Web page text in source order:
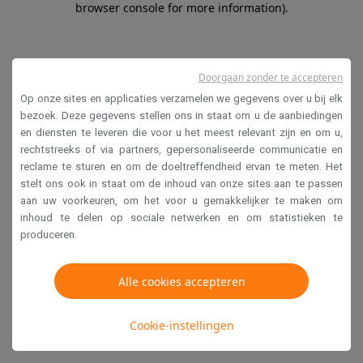
browser console for more information).
Op onze sites en applicaties verzamelen we gegevens over u bij elk
bezoek. Deze gegevens stellen ons in staat om u de aanbiedingen
en diensten te leveren die voor u het meest relevant zijn en om u,
rechtstreeks of via partners, gepersonaliseerde communicatie en
reclame te sturen en om de doeltreffendheid ervan te meten. Het
stelt ons ook in staat om de inhoud van onze sites aan te passen
aan uw voorkeuren, om het voor u gemakkelijker te maken om
inhoud te delen op sociale netwerken en om statistieken te
produceren.
Alle cookies accepteren
Cookie-instellingen
Doorgaan zonder te accepteren